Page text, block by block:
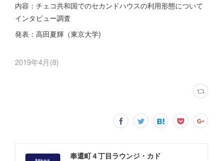
内容：チェコ共和国でのセカンドハウスの利用形態について
インタビュー調査
発表：高田夏輝（東京大学)
2019年4月(8)
奉還町４丁目ラウンジ・カド